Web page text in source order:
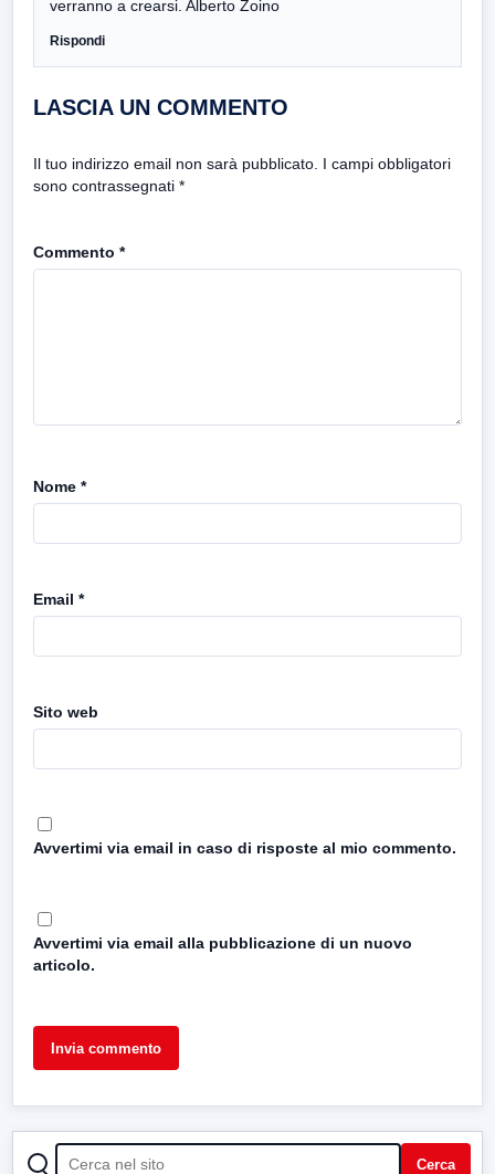
verranno a crearsi. Alberto Zoino
Rispondi
LASCIA UN COMMENTO
Il tuo indirizzo email non sarà pubblicato. I campi obbligatori
sono contrassegnati *
Commento *
Nome *
Email *
Sito web
Avvertimi via email in caso di risposte al mio commento.
Avvertimi via email alla pubblicazione di un nuovo
articolo.
CERCA Cerca